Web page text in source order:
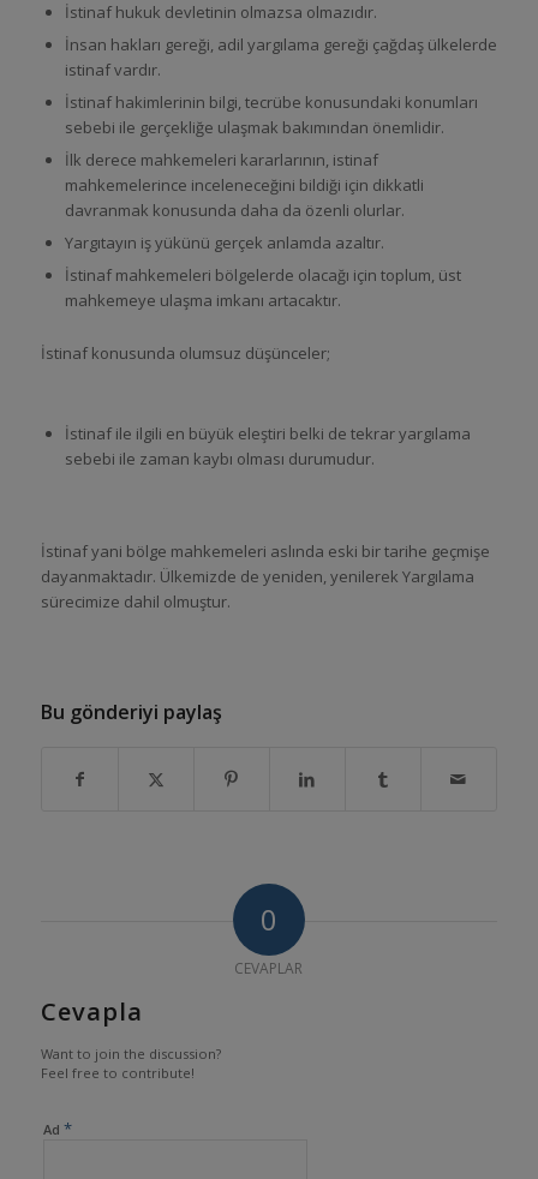
İstinaf hukuk devletinin olmazsa olmazıdır.
İnsan hakları gereği, adil yargılama gereği çağdaş ülkelerde
istinaf vardır.
İstinaf hakimlerinin bilgi, tecrübe konusundaki konumları
sebebi ile gerçekliğe ulaşmak bakımından önemlidir.
İlk derece mahkemeleri kararlarının, istinaf
mahkemelerince inceleneceğini bildiği için dikkatli
davranmak konusunda daha da özenli olurlar.
Yargıtayın iş yükünü gerçek anlamda azaltır.
İstinaf mahkemeleri bölgelerde olacağı için toplum, üst
mahkemeye ulaşma imkanı artacaktır.
İstinaf konusunda olumsuz düşünceler;
İstinaf ile ilgili en büyük eleştiri belki de tekrar yargılama
sebebi ile zaman kaybı olması durumudur.
İstinaf yani bölge mahkemeleri aslında eski bir tarihe geçmişe
dayanmaktadır. Ülkemizde de yeniden, yenilerek Yargılama
sürecimize dahil olmuştur.
Bu gönderiyi paylaş
0
CEVAPLAR
Cevapla
Want to join the discussion?
Feel free to contribute!
Ad *